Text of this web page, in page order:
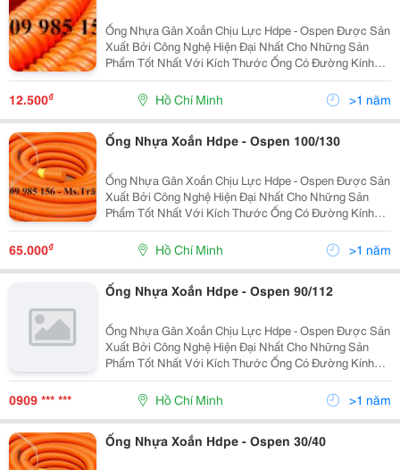
Ống Nhựa Gân Xoắn Chịu Lực Hdpe - Ospen Được Sản
Xuất Bởi Công Nghệ Hiện Đại Nhất Cho Những Sản
Phẩm Tốt Nhất Với Kích Thước Ống Có Đường Kính
Từ 25Mm Đến 250Mm . Ưu Điểm: Độ Dài Liên Tục, Dễ
Dàng Uốn Cong, Khả Năng Chịu Lực Lớn, Kinh Tế, Tiết
12.500₫ Hồ Chí Minh >1 năm
Ống Nhựa Xoắn Hdpe - Ospen 100/130
Ống Nhựa Gân Xoắn Chịu Lực Hdpe - Ospen Được Sản
Xuất Bởi Công Nghệ Hiện Đại Nhất Cho Những Sản
Phẩm Tốt Nhất Với Kích Thước Ống Có Đường Kính
Từ 25Mm Đến 250Mm . Ưu Điểm: Độ Dài Liên Tục, Dễ
Dàng Uốn Cong, Khả Năng Chịu Lực Lớn, Kinh Tế, Tiết
65.000₫ Hồ Chí Minh >1 năm
Ống Nhựa Xoắn Hdpe - Ospen 90/112
Ống Nhựa Gân Xoắn Chịu Lực Hdpe - Ospen Được Sản
Xuất Bởi Công Nghệ Hiện Đại Nhất Cho Những Sản
Phẩm Tốt Nhất Với Kích Thước Ống Có Đường Kính
Từ 25Mm Đến 250Mm . Ưu Điểm: Độ Dài Liên Tục, Dễ
Dàng Uốn Cong, Khả Năng Chịu Lực Lớn, Kinh Tế, Tiết
0909 *** *** Hồ Chí Minh >1 năm
Ống Nhựa Xoắn Hdpe - Ospen 30/40